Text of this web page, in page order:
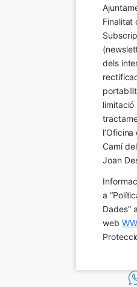
Finalitat
dels
limitació
Camí
Joan
a
Dades”
web